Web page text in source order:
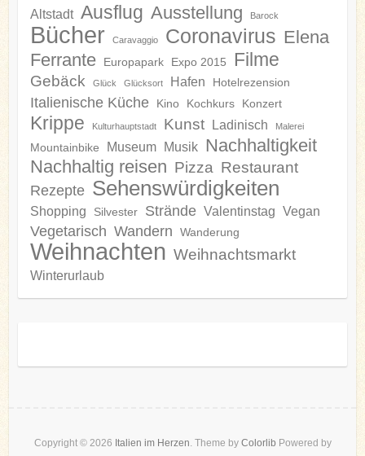
Altstadt Ausflug Ausstellung Barock
Bücher Caravaggio Coronavirus Elena
Ferrante
Europapark Expo 2015 Filme
Gebäck Glück Glücksort Hafen Hotelrezension
Italienische Küche Kino Kochkurs Konzert
Krippe Kulturhauptstadt Kunst Ladinisch Malerei
Mountainbike Museum Musik Nachhaltigkeit
Nachhaltig reisen Pizza Restaurant
Rezepte Sehenswürdigkeiten
Shopping Silvester Strände Valentinstag Vegan
Vegetarisch Wandern Wanderung
Weihnachten Weihnachtsmarkt
Winterurlaub
Copyright © 2026 Italien im Herzen . Theme by Colorlib Powered by